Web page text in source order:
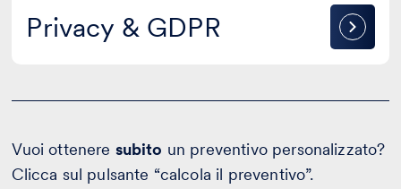
Privacy & GDPR
Privacy
&
Vuoi ottenere subito un preventivo personalizzato?
Clicca sul pulsante “calcola il preventivo”.